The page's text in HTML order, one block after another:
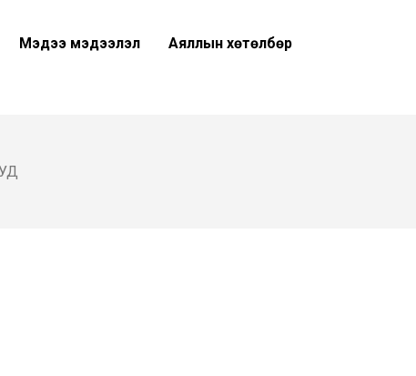
Мэдээ мэдээлэл Аяллын хөтөлбөр